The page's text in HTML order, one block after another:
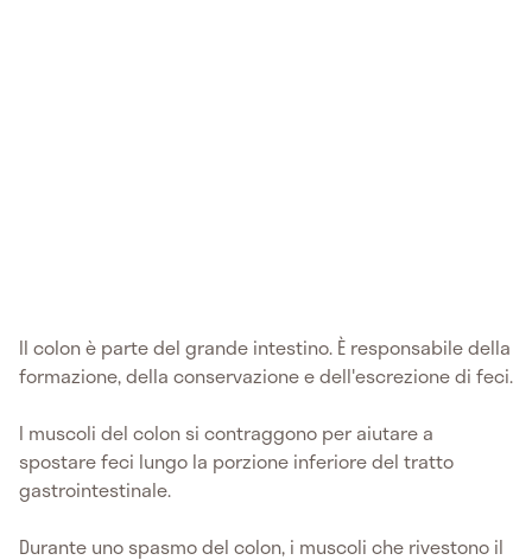
Il colon è parte del grande intestino. È responsabile della
formazione, della conservazione e dell'escrezione di feci.
I muscoli del colon si contraggono per aiutare a
spostare feci lungo la porzione inferiore del tratto
gastrointestinale.
Durante uno spasmo del colon, i muscoli che rivestono il